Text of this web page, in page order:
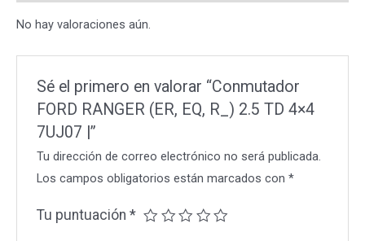
7UJ07
|
cantidad
No hay valoraciones aún.
Sé el primero en valorar “Conmutador
FORD RANGER (ER, EQ, R_) 2.5 TD 4×4
7UJ07 |”
Tu dirección de correo electrónico no será publicada.
Los campos obligatorios están marcados con*
Tu puntuación*